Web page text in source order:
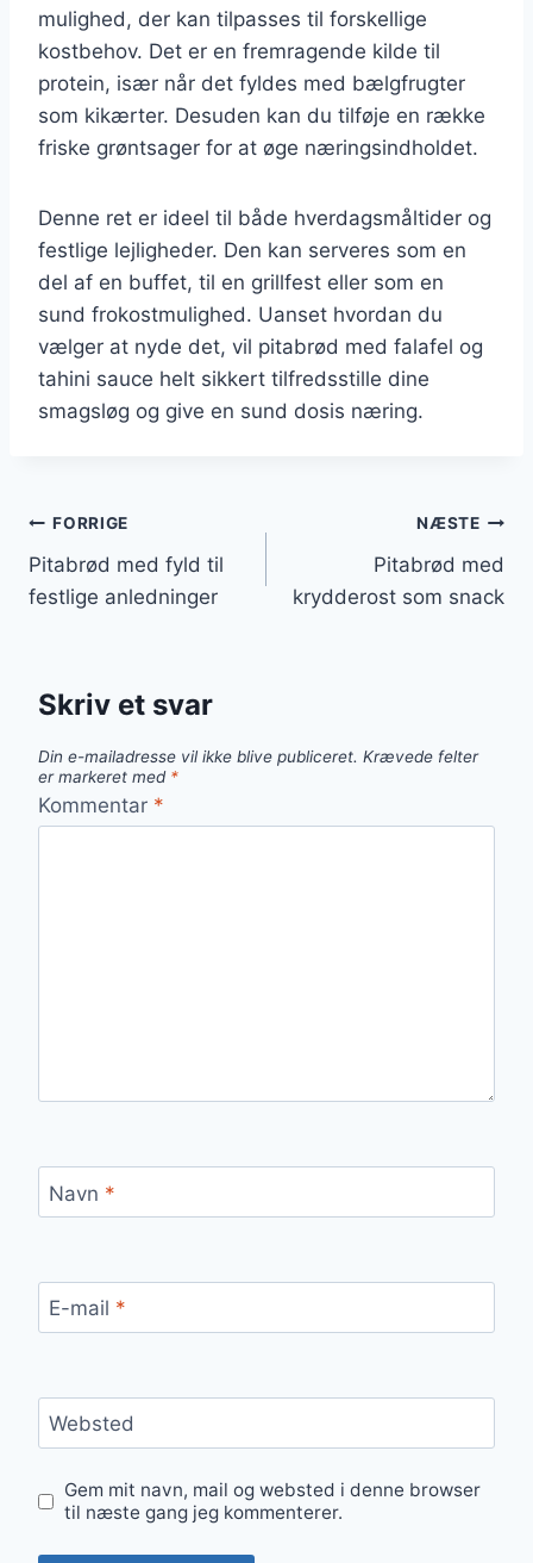
mulighed, der kan tilpasses til forskellige
kostbehov. Det er en fremragende kilde til
protein, især når det fyldes med bælgfrugter
som kikærter. Desuden kan du tilføje en række
friske grøntsager for at øge næringsindholdet.
Denne ret er ideel til både hverdagsmåltider og
festlige lejligheder. Den kan serveres som en
del af en buffet, til en grillfest eller som en
sund frokostmulighed. Uanset hvordan du
vælger at nyde det, vil pitabrød med falafel og
tahini sauce helt sikkert tilfredsstille dine
smagsløg og give en sund dosis næring.
Indlægsnavigation
FORRIGE
Pitabrød med fyld til
festlige anledninger
NÆSTE
Pitabrød med
krydderost som snack
Skriv et svar
Din e-mailadresse vil ikke blive publiceret. Krævede felter
er markeret med *
Kommentar *
Navn *
E-mail *
Websted
Gem mit navn, mail og websted i denne browser
til næste gang jeg kommenterer.